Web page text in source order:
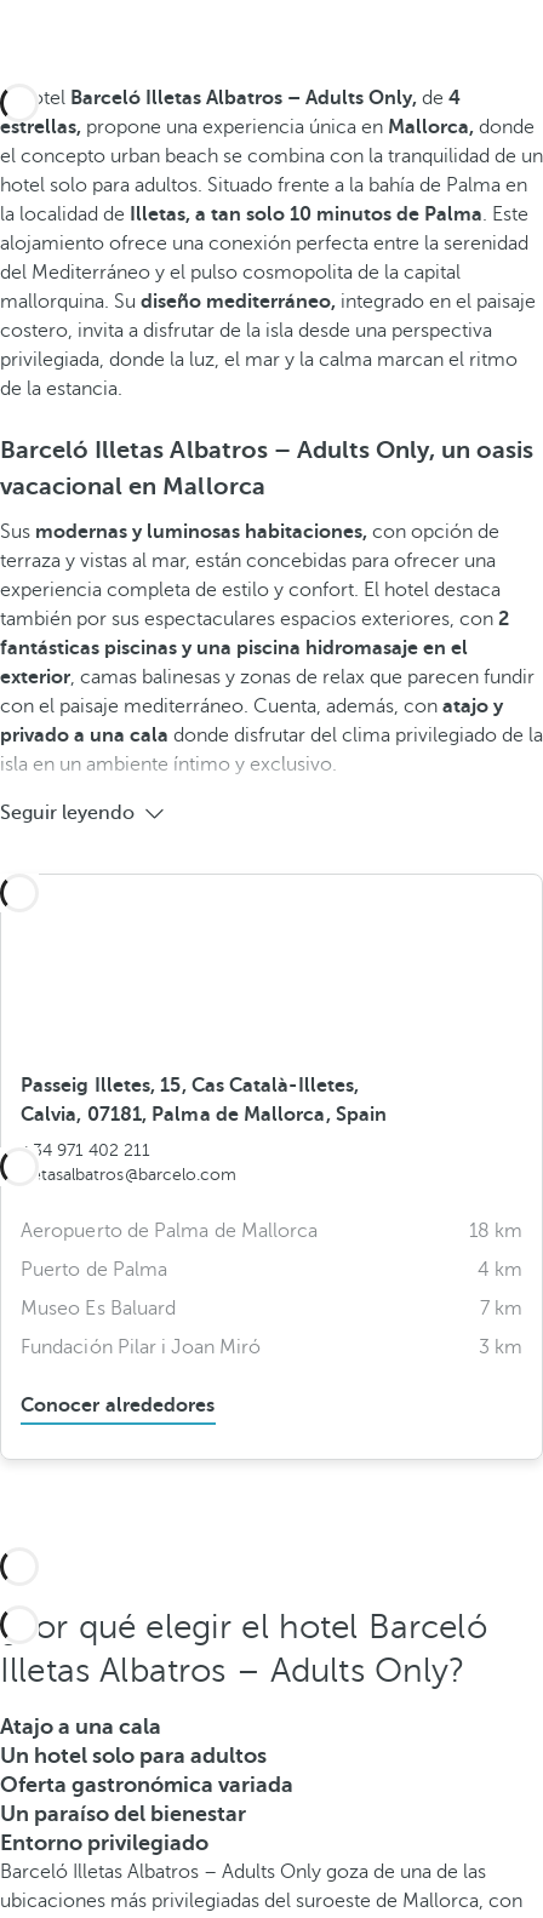
El hotel Barceló Illetas Albatros – Adults Only, de 4
estrellas, propone una experiencia única en Mallorca, donde
el concepto urban beach se combina con la tranquilidad de un
hotel solo para adultos. Situado frente a la bahía de Palma en
la localidad de
Illetas, a tan solo 10 minutos de Palma. Este
alojamiento ofrece una conexión perfecta entre la serenidad
del Mediterráneo y el pulso cosmopolita de la capital
mallorquina. Su diseño mediterráneo, integrado en el paisaje
costero, invita a disfrutar de la isla desde una perspectiva
privilegiada, donde la luz, el mar y la calma marcan el ritmo
de la estancia.
Barceló Illetas Albatros – Adults Only, un oasis
vacacional en Mallorca
Sus modernas y luminosas habitaciones, con opción de
terraza y vistas al mar, están concebidas para ofrecer una
experiencia completa de estilo y confort. El hotel destaca
también por sus espectaculares espacios exteriores, con 2
fantásticas piscinas y una piscina hidromasaje en el
exterior, camas balinesas y zonas de relax que parecen fundir
con el paisaje mediterráneo. Cuenta, además, con atajo y
privado a una cala donde disfrutar del clima privilegiado de la
isla en un ambiente íntimo y exclusivo.
Seguir leyendo
Passeig Illetes, 15, Cas Català-Illetes,
Calvia, 07181, Palma de Mallorca, Spain
+34 971 402 211
illetasalbatros@barcelo.com
Aeropuerto de Palma de Mallorca
18 km
Puerto de Palma
4 km
Museo Es Baluard
7 km
Fundación Pilar i Joan Miró
3 km
Conocer alrededores
¿Por qué elegir el hotel Barceló
Illetas Albatros – Adults Only?
Atajo a una cala
Un hotel solo para adultos
Oferta gastronómica variada
Un paraíso del bienestar
Entorno privilegiado
Barceló Illetas Albatros – Adults Only goza de una de las
ubicaciones más privilegiadas del suroeste de Mallorca, con